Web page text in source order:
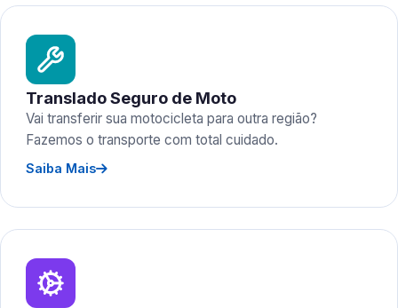
Translado Seguro de Moto
Vai transferir sua motocicleta para outra região?
Fazemos o transporte com total cuidado.
Saiba Mais